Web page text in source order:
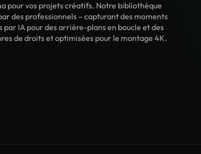
pour vos projets créatifs. Notre bibliothèque
des professionnels – capturant des moments
par IA pour des arrière-plans en boucle et des
de droits et optimisées pour le montage 4K.